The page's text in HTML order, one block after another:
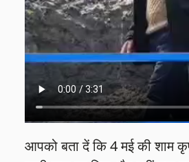
आपको बता दें कि 4 मई की शाम